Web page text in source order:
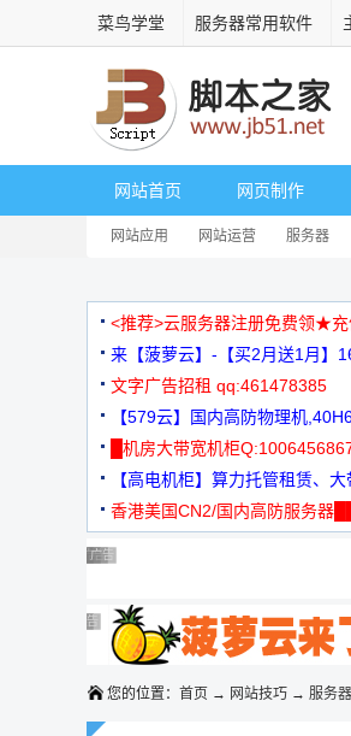
菜鸟学堂 服务器常用软件
网站首页 网页制作
网站应用 网站运营 服务器
<推荐>云服务器注册免费领★
来【菠萝云】-【买2月送1月】
文字广告招租 qq:461478385
【579云】国内高防物理机
元
█机房大带宽机柜
【高电机柜】算力托管租赁、
机
香港美国CN2/国内高防服务器
广告 商业广告，理性选择
广告 商业广告，理性选择
广告 商业广告，理性选择
广告 商业广告，理性选择
广告 商业广告，理性选择
广告 商业广告，理性选择
广告 商业广告，理性选择
广告 商业广告，理性选择
您的位置： 首页 → 网站技巧 → 服务器